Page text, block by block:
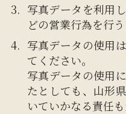
写真データを利用
どの営業行為を行
写真データの使用
てください。
写真データの使用
たとしても、山形
いていかなる責任も